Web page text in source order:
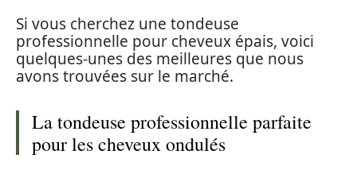
Si vous cherchez une tondeuse
professionnelle pour cheveux épais, voici
quelques-unes des meilleures que nous
avons trouvées sur le marché.
La tondeuse professionnelle parfaite
pour les cheveux ondulés